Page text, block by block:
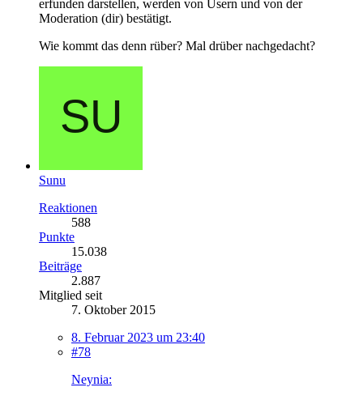
erfunden darstellen, werden von Usern und von der
Moderation (dir) bestätigt.
Wie kommt das denn rüber? Mal drüber nachgedacht?
Sunu
Reaktionen
588
Punkte
15.038
Beiträge
2.887
Mitglied seit
7. Oktober 2015
8. Februar 2023 um 23:40
#78
Neynia: